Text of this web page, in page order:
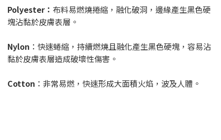
Polyester： 布料易燃燒捲縮，融化破洞，邊緣產生黑色硬
塊沾黏於皮膚表層。
Nylon ：快速蜷縮，持續燃燒且融化產生黑色硬塊，容易沾
黏於皮膚表層造成破壞性傷害。
Cotton ：非常易燃，快速形成大面積火焰，波及人體。